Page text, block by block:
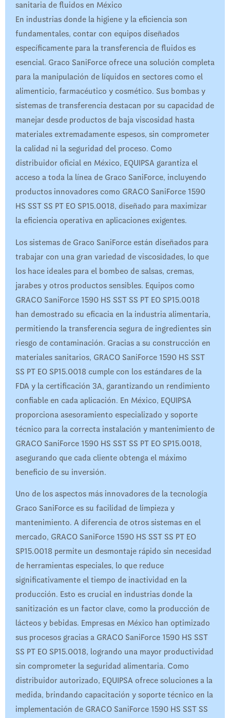
sanitaria de fluidos en México
En industrias donde la higiene y la eficiencia son
fundamentales, contar con equipos diseñados
específicamente para la transferencia de fluidos es
esencial. Graco SaniForce ofrece una solución completa
para la manipulación de líquidos en sectores como el
alimenticio, farmacéutico y cosmético. Sus bombas y
sistemas de transferencia destacan por su capacidad de
manejar desde productos de baja viscosidad hasta
materiales extremadamente espesos, sin comprometer
la calidad ni la seguridad del proceso. Como
distribuidor oficial en México, EQUIPSA garantiza el
acceso a toda la línea de Graco SaniForce, incluyendo
productos innovadores como GRACO SaniForce 1590
HS SST SS PT EO SP15.0018, diseñado para maximizar
la eficiencia operativa en aplicaciones exigentes.
Los sistemas de Graco SaniForce están diseñados para
trabajar con una gran variedad de viscosidades, lo que
los hace ideales para el bombeo de salsas, cremas,
jarabes y otros productos sensibles. Equipos como
GRACO SaniForce 1590 HS SST SS PT EO SP15.0018
han demostrado su eficacia en la industria alimentaria,
permitiendo la transferencia segura de ingredientes sin
riesgo de contaminación. Gracias a su construcción en
materiales sanitarios, GRACO SaniForce 1590 HS SST
SS PT EO SP15.0018 cumple con los estándares de la
FDA y la certificación 3A, garantizando un rendimiento
confiable en cada aplicación. En México, EQUIPSA
proporciona asesoramiento especializado y soporte
técnico para la correcta instalación y mantenimiento de
GRACO SaniForce 1590 HS SST SS PT EO SP15.0018,
asegurando que cada cliente obtenga el máximo
beneficio de su inversión.
Uno de los aspectos más innovadores de la tecnología
Graco SaniForce es su facilidad de limpieza y
mantenimiento. A diferencia de otros sistemas en el
mercado, GRACO SaniForce 1590 HS SST SS PT EO
SP15.0018 permite un desmontaje rápido sin necesidad
de herramientas especiales, lo que reduce
significativamente el tiempo de inactividad en la
producción. Esto es crucial en industrias donde la
sanitización es un factor clave, como la producción de
lácteos y bebidas. Empresas en México han optimizado
sus procesos gracias a GRACO SaniForce 1590 HS SST
SS PT EO SP15.0018, logrando una mayor productividad
sin comprometer la seguridad alimentaria. Como
distribuidor autorizado, EQUIPSA ofrece soluciones a la
medida, brindando capacitación y soporte técnico en la
implementación de GRACO SaniForce 1590 HS SST SS